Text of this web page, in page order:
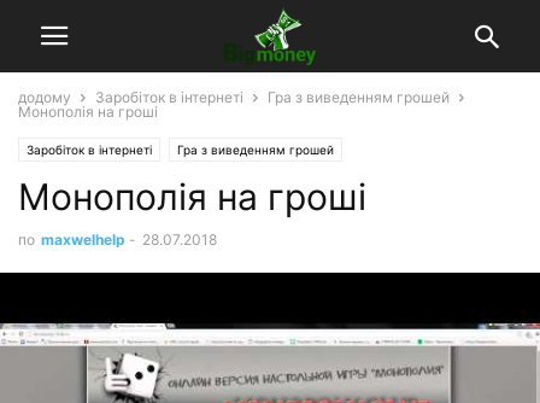
додому Заробіток в інтернеті
Гра з виведенням грошей
Монополія на гроші
Заробіток в інтернеті Гра з виведенням грошей
Монополія на гроші
по maxwelhelp - 28.07.2018